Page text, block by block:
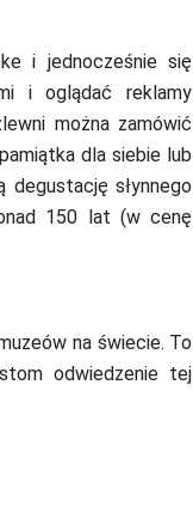
i jednocześnie się
i oglądać reklamy
można zamówić
dla siebie lub
degustację słynnego
150 lat (w cenę
na świecie. To
odwiedzenie tej